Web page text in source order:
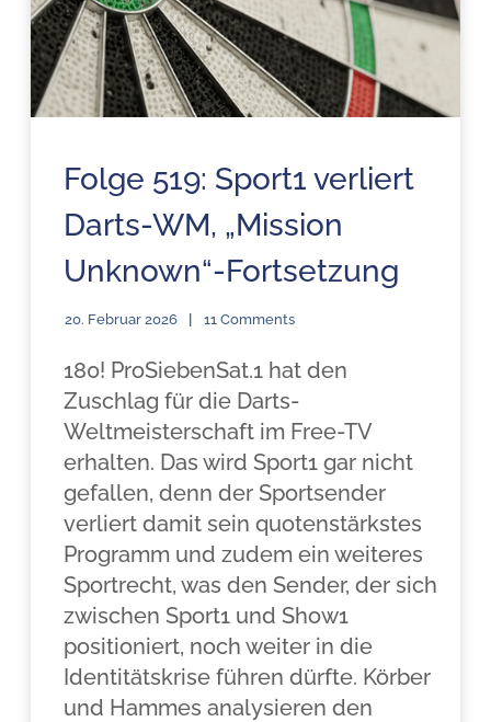
Folge 519: Sport1 verliert
Darts-WM, „Mission
Unknown“-Fortsetzung
20. Februar 2026 11 Comments
180! ProSiebenSat.1 hat den
Zuschlag für die Darts-
Weltmeisterschaft im Free-TV
erhalten. Das wird Sport1 gar nicht
gefallen, denn der Sportsender
verliert damit sein quotenstärkstes
Programm und zudem ein weiteres
Sportrecht, was den Sender, der sich
zwischen Sport1 und Show1
positioniert, noch weiter in die
Identitätskrise führen dürfte. Körber
und Hammes analysieren den